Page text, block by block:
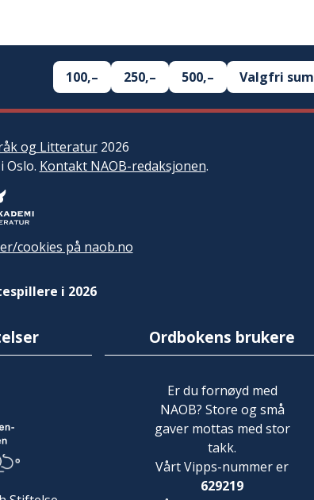
100,– 250,– 500,– Valgfri sum
og Litteratur2026
Oslo. Kontakt NAOB-redaksjonen.
cookies på naob.no
i 2026
Ordbokens brukere
Er du fornøyd med
NAOB? Store og små
gaver mottas med stor
takk.
Vårt Vipps-nummer er
629219